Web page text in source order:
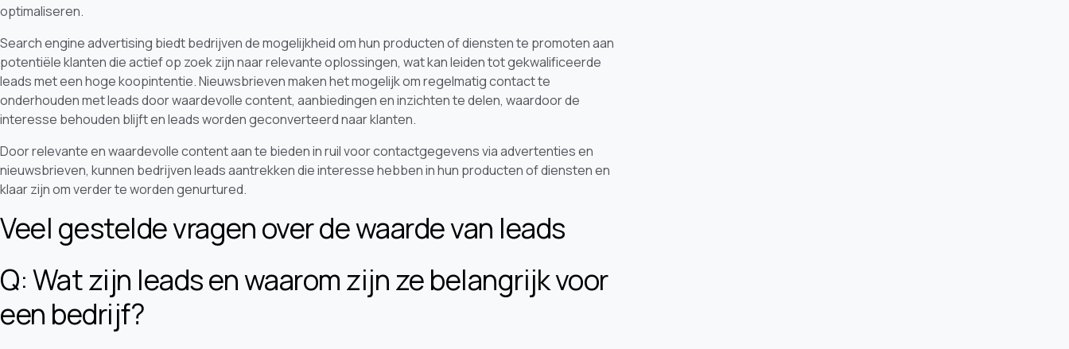
optimaliseren.
Search engine advertising biedt bedrijven de mogelijkheid om hun producten of diensten te promoten aan
potentiële klanten die actief op zoek zijn naar relevante oplossingen, wat kan leiden tot gekwalificeerde
leads met een hoge koopintentie. Nieuwsbrieven maken het mogelijk om regelmatig contact te
onderhouden met leads door waardevolle content, aanbiedingen en inzichten te delen, waardoor de
interesse behouden blijft en leads worden geconverteerd naar klanten.
Door relevante en waardevolle content aan te bieden in ruil voor contactgegevens via advertenties en
nieuwsbrieven, kunnen bedrijven leads aantrekken die interesse hebben in hun producten of diensten en
klaar zijn om verder te worden genurtured.
Veel gestelde vragen over de waarde van leads
Q: Wat zijn leads en waarom zijn ze belangrijk voor
een bedrijf?